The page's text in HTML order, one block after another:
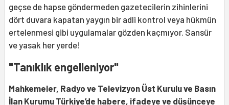
geçse de hapse göndermeden gazetecilerin zihinlerini
dört duvara kapatan yaygın bir adli kontrol veya hükmün
ertelenmesi gibi uygulamalar gözden kaçmıyor. Sansür
ve yasak her yerde!
"Tanıklık engelleniyor"
Mahkemeler, Radyo ve Televizyon Üst Kurulu ve Basın
İlan Kurumu Türkiye’de habere, ifadeye ve düşünceye